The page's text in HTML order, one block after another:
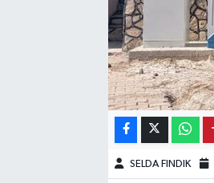
SELDA FINDIK